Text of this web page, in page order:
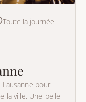
Toute la journée
pour
la ville. Une belle